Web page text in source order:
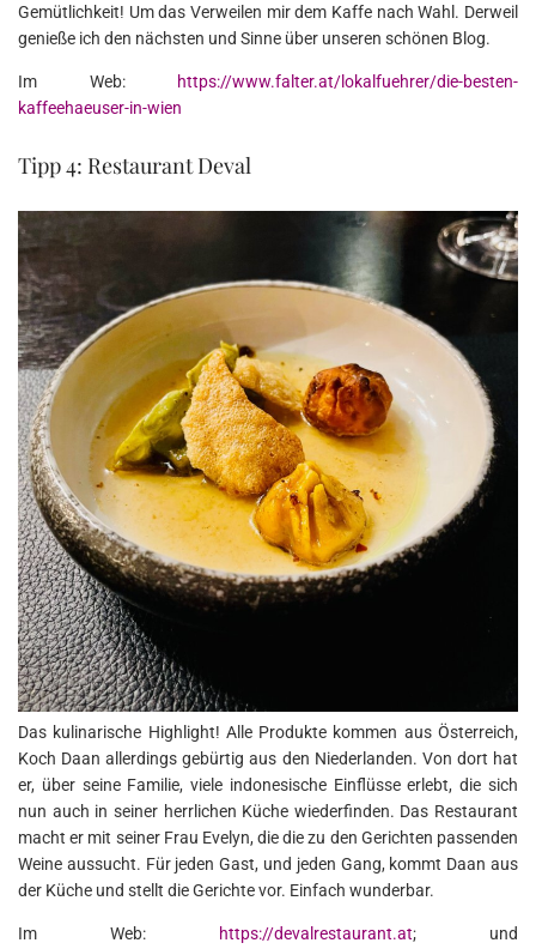
Gemütlichkeit! Um das Verweilen mir dem Kaffe nach Wahl. Derweil
genieße ich den nächsten und Sinne über unseren schönen Blog.
Im Web: https://www.falter.at/lokalfuehrer/die-besten-
kaffeehaeuser-in-wien
Tipp 4: Restaurant Deval
Das kulinarische Highlight! Alle Produkte kommen aus Österreich,
Koch Daan allerdings gebürtig aus den Niederlanden. Von dort hat
er, über seine Familie, viele indonesische Einflüsse erlebt, die sich
nun auch in seiner herrlichen Küche wiederfinden. Das Restaurant
macht er mit seiner Frau Evelyn, die die zu den Gerichten passenden
Weine aussucht. Für jeden Gast, und jeden Gang, kommt Daan aus
der Küche und stellt die Gerichte vor. Einfach wunderbar.
Im Web: https://devalrestaurant.at; und